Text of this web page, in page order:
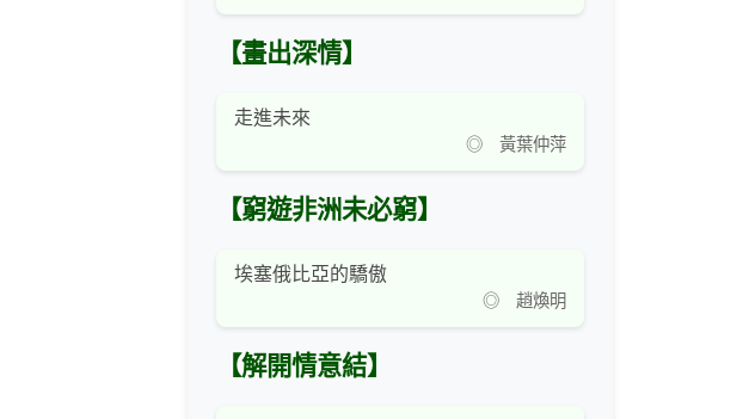
【畫出深情】
走進未來
◎ 黃葉仲萍
【窮遊非洲未必窮】
埃塞俄比亞的驕傲
◎ 趙煥明
【解開情意結】